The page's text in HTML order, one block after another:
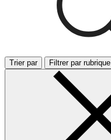
Trier par Filtrer par rubrique